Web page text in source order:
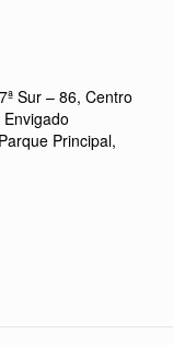
Sur – 86, Centro
Principal,